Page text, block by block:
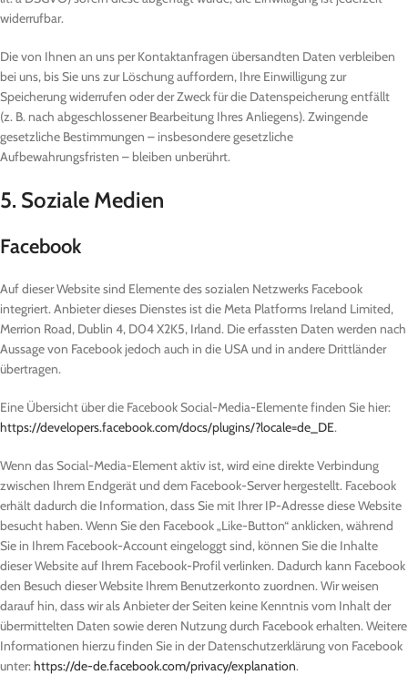
widerrufbar.
Die von Ihnen an uns per Kontaktanfragen übersandten Daten verbleiben
bei uns, bis Sie uns zur Löschung auffordern, Ihre Einwilligung zur
Speicherung widerrufen oder der Zweck für die Datenspeicherung entfällt
(z. B. nach abgeschlossener Bearbeitung Ihres Anliegens). Zwingende
gesetzliche Bestimmungen – insbesondere gesetzliche
Aufbewahrungsfristen – bleiben unberührt.
5. Soziale Medien
Facebook
Auf dieser Website sind Elemente des sozialen Netzwerks Facebook
integriert. Anbieter dieses Dienstes ist die Meta Platforms Ireland Limited,
Merrion Road, Dublin 4, D04 X2K5, Irland. Die erfassten Daten werden nach
Aussage von Facebook jedoch auch in die USA und in andere Drittländer
übertragen.
Eine Übersicht über die Facebook Social-Media-Elemente finden Sie hier:
https://developers.facebook.com/docs/plugins/?locale=de_DE.
Wenn das Social-Media-Element aktiv ist, wird eine direkte Verbindung
zwischen Ihrem Endgerät und dem Facebook-Server hergestellt. Facebook
erhält dadurch die Information, dass Sie mit Ihrer IP-Adresse diese Website
besucht haben. Wenn Sie den Facebook „Like-Button“ anklicken, während
Sie in Ihrem Facebook-Account eingeloggt sind, können Sie die Inhalte
dieser Website auf Ihrem Facebook-Profil verlinken. Dadurch kann Facebook
den Besuch dieser Website Ihrem Benutzerkonto zuordnen. Wir weisen
darauf hin, dass wir als Anbieter der Seiten keine Kenntnis vom Inhalt der
übermittelten Daten sowie deren Nutzung durch Facebook erhalten. Weitere
Informationen hierzu finden Sie in der Datenschutzerklärung von Facebook
unter:https://de-de.facebook.com/privacy/explanation.